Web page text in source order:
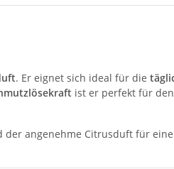
. Er eignet sich ideal für die
ist er perfekt für
angenehme Citrusduft für eine